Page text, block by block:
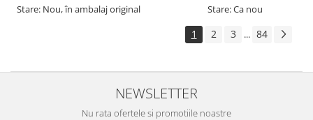
Stare: Nou, în ambalaj original Stare: Ca nou
1 2 3 ... 84
NEWSLETTER
Nu rata ofertele si promotiile noastre